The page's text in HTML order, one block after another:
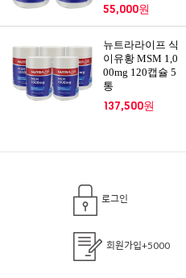
55,000원
뉴트라라이프 식
이유황 MSM 1,0
00mg 120캡슐 5
통
137,500원
로그인
회원가입+5000